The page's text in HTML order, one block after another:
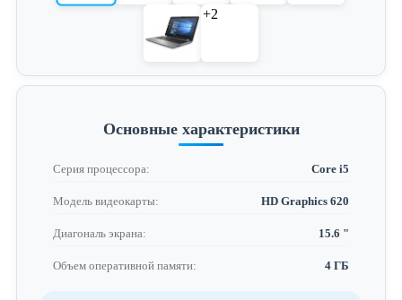
+2
Основные характеристики
Серия процессора: Core i5
Модель видеокарты: HD Graphics 620
Диагональ экрана: 15.6 "
Объем оперативной памяти: 4 ГБ